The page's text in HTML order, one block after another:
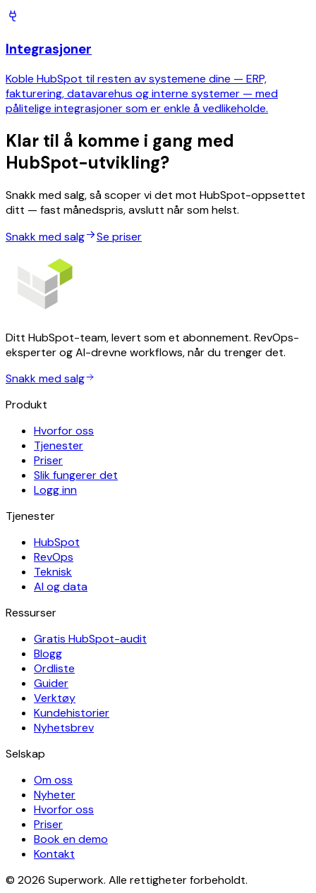
Integrasjoner
Koble HubSpot til resten av systemene dine — ERP,
fakturering, datavarehus og interne systemer — med
pålitelige integrasjoner som er enkle å vedlikeholde.
Klar til å komme i gang med
HubSpot-utvikling?
Snakk med salg, så scoper vi det mot HubSpot-oppsettet
ditt — fast månedspris, avslutt når som helst.
Snakk med salg
Se priser
Ditt HubSpot-team, levert som et abonnement. RevOps-
eksperter og AI-drevne workflows, når du trenger det.
Snakk med salg
Produkt
Hvorfor oss
Tjenester
Priser
Slik fungerer det
Logg inn
Tjenester
HubSpot
RevOps
Teknisk
AI og data
Ressurser
Gratis HubSpot-audit
Blogg
Ordliste
Guider
Verktøy
Kundehistorier
Nyhetsbrev
Selskap
Om oss
Nyheter
Hvorfor oss
Priser
Book en demo
Kontakt
© 2026 Superwork. Alle rettigheter forbeholdt.